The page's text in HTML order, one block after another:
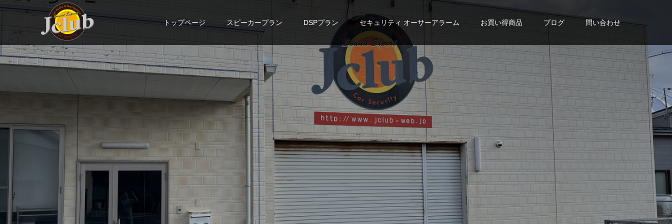
トップページ スピーカープラン DSPプラン セキュリティ オーサーアラーム お買い得商品 ブログ 問い合わせ